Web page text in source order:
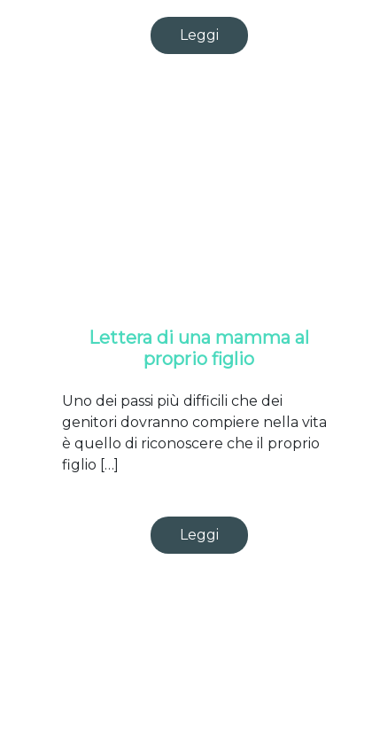
Leggi
Lettera di una mamma al
proprio figlio
Uno dei passi più difficili che dei
genitori dovranno compiere nella vita
è quello di riconoscere che il proprio
figlio […]
Leggi